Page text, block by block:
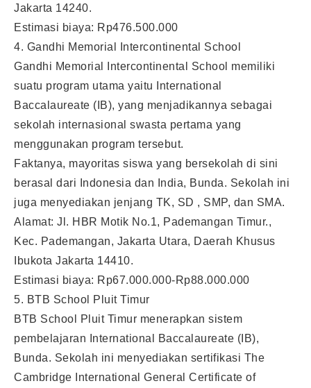
Jakarta 14240.
Estimasi biaya: Rp476.500.000
4. Gandhi Memorial Intercontinental School
Gandhi Memorial Intercontinental School memiliki
suatu program utama yaitu International
Baccalaureate (IB), yang menjadikannya sebagai
sekolah internasional swasta pertama yang
menggunakan program tersebut.
Faktanya, mayoritas siswa yang bersekolah di sini
berasal dari Indonesia dan India, Bunda. Sekolah ini
juga menyediakan jenjang TK, SD , SMP, dan SMA.
Alamat: Jl. HBR Motik No.1, Pademangan Timur.,
Kec. Pademangan, Jakarta Utara, Daerah Khusus
Ibukota Jakarta 14410.
Estimasi biaya: Rp67.000.000-Rp88.000.000
5. BTB School Pluit Timur
BTB School Pluit Timur menerapkan sistem
pembelajaran International Baccalaureate (IB),
Bunda. Sekolah ini menyediakan sertifikasi The
Cambridge International General Certificate of